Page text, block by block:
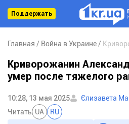
Поддержать
Главная Война в Украине
Криворожанин
умер после тяжелого
10:28, 13 мая 2025
Єлизавета
Читать UA RU